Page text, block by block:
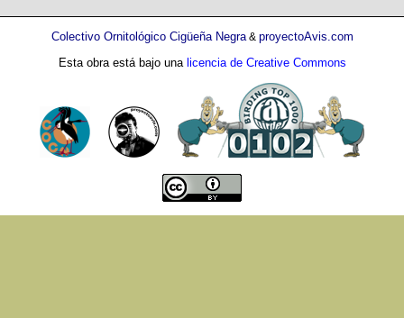
Colectivo Ornitológico Cigüeña Negra& proyectoAvis.com
Esta obra está bajo una licencia de Creative Commons